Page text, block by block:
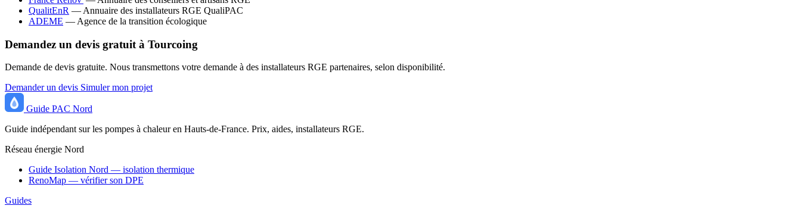
QualitEnR — Annuaire des installateurs RGE QualiPAC
ADEME — Agence de la transition écologique
Demandez un devis gratuit à Tourcoing
Demande de devis gratuite. Nous transmettons votre demande à des installateurs RGE partenaires, selon disponibilité.
Demander un devis Simuler mon projet
Guide PAC Nord
Guide indépendant sur les pompes à chaleur en Hauts-de-France. Prix, aides, installateurs RGE.
Réseau énergie Nord
Guide Isolation Nord — isolation thermique
RenoMap — vérifier son DPE
Guides